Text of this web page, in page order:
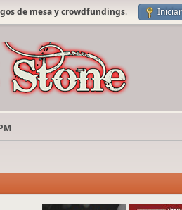
de mesa y crowdfundings.